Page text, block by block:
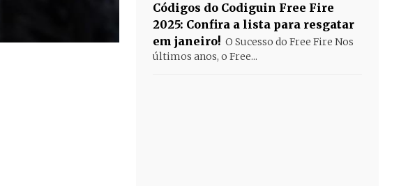
Códigos do Codiguin Free Fire
2025: Confira a lista para resgatar
em janeiro! O Sucesso do Free Fire Nos
últimos anos, o Free...